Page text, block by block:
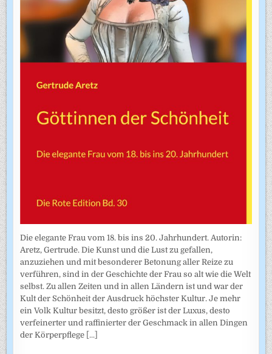
Die elegante Frau vom 18. bis ins 20. Jahrhundert. Autorin:
Aretz, Gertrude. Die Kunst und die Lust zu gefallen,
anzuziehen und mit besonderer Betonung aller Reize zu
verführen, sind in der Geschichte der Frau so alt wie die Welt
selbst. Zu allen Zeiten und in allen Ländern ist und war der
Kult der Schönheit der Ausdruck höchster Kultur. Je mehr
ein Volk Kultur besitzt, desto größer ist der Luxus, desto
verfeinerter und raffinierter der Geschmack in allen Dingen
der Körperpflege [...]